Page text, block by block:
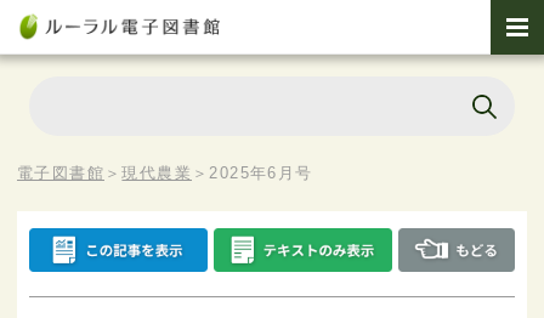
電子図書館 ＞現代農業 ＞2025年6月号